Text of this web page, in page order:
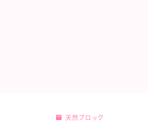
天然ブロック